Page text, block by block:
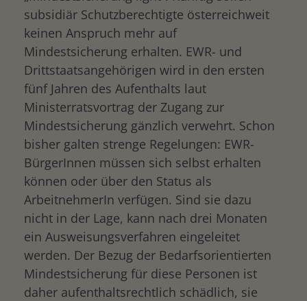
subsidiär Schutzberechtigte österreichweit
keinen Anspruch mehr auf
Mindestsicherung erhalten. EWR- und
Drittstaatsangehörigen wird in den ersten
fünf Jahren des Aufenthalts laut
Ministerratsvortrag der Zugang zur
Mindestsicherung gänzlich verwehrt. Schon
bisher galten strenge Regelungen: EWR-
BürgerInnen müssen sich selbst erhalten
können oder über den Status als
ArbeitnehmerIn verfügen. Sind sie dazu
nicht in der Lage, kann nach drei Monaten
ein Ausweisungsverfahren eingeleitet
werden. Der Bezug der Bedarfsorientierten
Mindestsicherung für diese Personen ist
daher aufenthaltsrechtlich schädlich, sie